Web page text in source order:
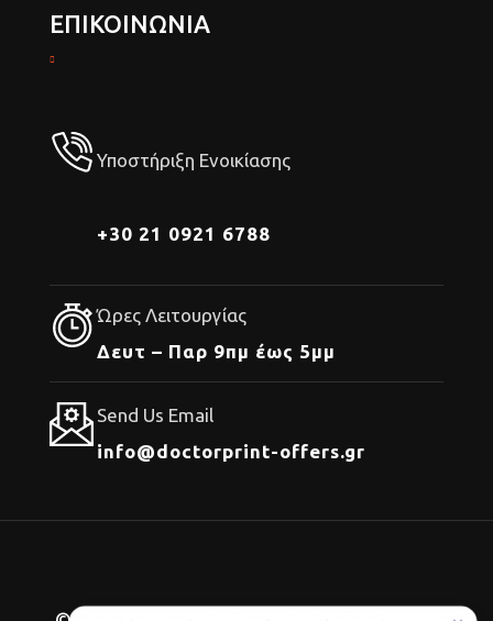
ΕΠΙΚΟΙΝΩΝΙΑ
Υποστήριξη Ενοικίασης
+30 21 0921 6788
Ώρες Λειτουργίας
Δευτ – Παρ 9πμ έως 5μμ
Send Us Email
info@doctorprint-offers.gr